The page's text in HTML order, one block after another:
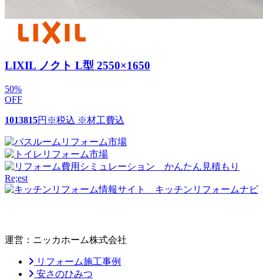
LIXIL ノクト L型 2550×1650
50%
OFF
1013815円 ※税込 ※材工費込
運営：ニッカホーム株式会社
リフォーム施工事例
安さのひみつ